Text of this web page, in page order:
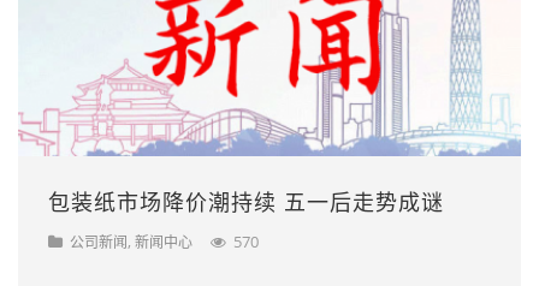
包装纸市场降价潮持续 五一后走势成谜
公司新闻, 新闻中心 570